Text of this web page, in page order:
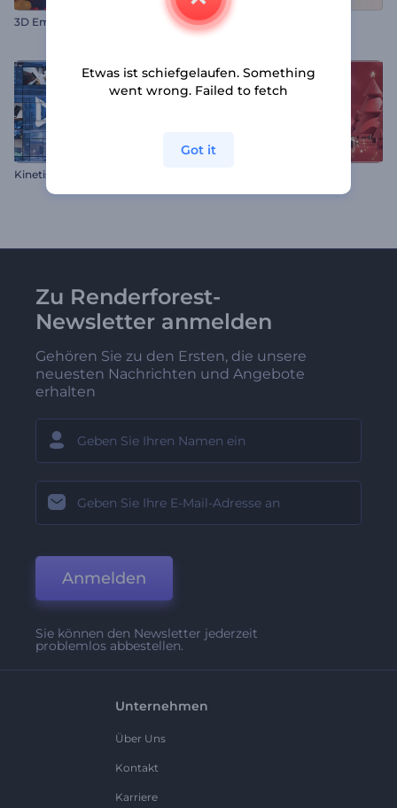
3D Emoji Boom Intro Grüner Umwelt-Opener
Kinetische Rahmen Opener
Zu Renderforest-
Newsletter anmelden
Gehören Sie zu den Ersten, die unsere
neuesten Nachrichten und Angebote
erhalten
Anmelden
Sie können den Newsletter jederzeit
problemlos abbestellen.
Unternehmen
Über Uns
Kontakt
Karriere
Etwas ist schiefgelaufen. Something
went wrong. Failed to fetch
Got it